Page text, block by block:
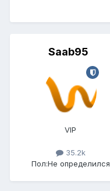
Saab95
VIP
35.2k
Пол:Не определился